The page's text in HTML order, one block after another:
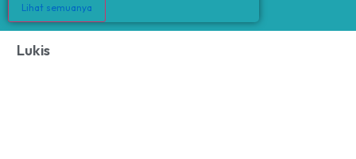
Lihat semuanya
Lukis